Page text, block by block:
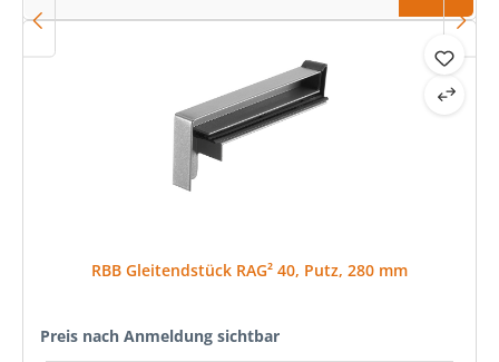
RBB Gleitendstück RAG² 40, Putz, 280 mm
Preis nach Anmeldung sichtbar